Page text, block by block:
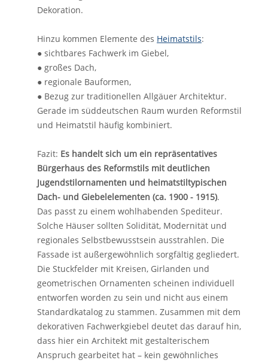
Dekoration.
Hinzu kommen Elemente des Heimatstils:
● sichtbares Fachwerk im Giebel,
● großes Dach,
● regionale Bauformen,
● Bezug zur traditionellen Allgäuer Architektur.
Gerade im süddeutschen Raum wurden Reformstil
und Heimatstil häufig kombiniert.
Fazit: Es handelt sich um ein repräsentatives
Bürgerhaus des Reformstils mit deutlichen
Jugendstilornamenten und heimatstiltypischen
Dach- und Giebelelementen (ca. 1900 - 1915).
Das passt zu einem wohlhabenden Spediteur.
Solche Häuser sollten Solidität, Modernität und
regionales Selbstbewusstsein ausstrahlen. Die
Fassade ist außergewöhnlich sorgfältig gegliedert.
Die Stuckfelder mit Kreisen, Girlanden und
geometrischen Ornamenten scheinen individuell
entworfen worden zu sein und nicht aus einem
Standardkatalog zu stammen. Zusammen mit dem
dekorativen Fachwerkgiebel deutet das darauf hin,
dass hier ein Architekt mit gestalterischem
Anspruch gearbeitet hat – kein gewöhnliches